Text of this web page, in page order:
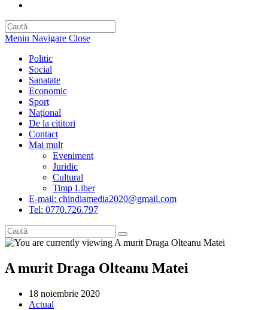
Meniu Navigare Close
Politic
Social
Sanatate
Economic
Sport
Național
De la cititori
Contact
Mai mult
Eveniment
Juridic
Cultural
Timp Liber
E-mail: chindiamedia2020@gmail.com
Tel: 0770.726.797
A murit Draga Olteanu Matei
Post
published:
18 noiembrie 2020
Post
Actual